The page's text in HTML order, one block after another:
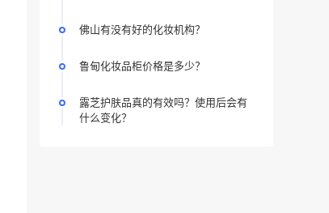
佛山有没有好的化妆机构？
鲁甸化妆品柜价格是多少？
露芝护肤品真的有效吗？使用后会有
什么变化？